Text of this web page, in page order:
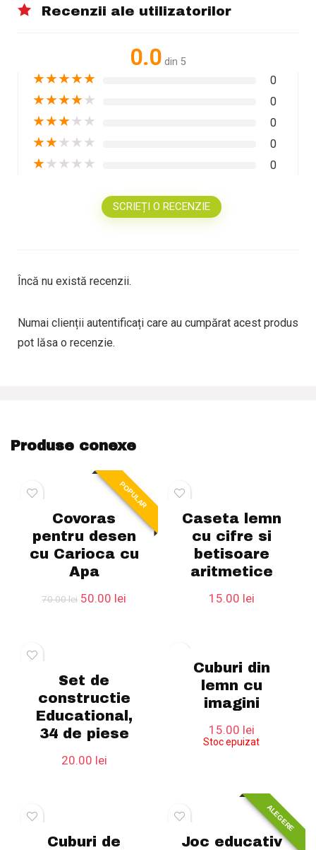
Recenzii ale utilizatorilor
0.0 din 5
★★★★★ 0
★★★★★ 0
★★★★★ 0
★★★★★ 0
★★★★★ 0
SCRIEȚI O RECENZIE
Încă nu există recenzii.
Numai clienții autentificați care au cumpărat acest produs
pot lăsa o recenzie.
Produse conexe
POPULAR
Covoras
pentru desen
cu Carioca cu
Apa
70.00lei Prețul
50.00 lei
Caseta lemn
cu cifre si
betisoare
aritmetice
15.00 lei
Set de
constructie
Educational,
34 de piese
20.00 lei
Cuburi din
lemn cu
imagini
15.00 lei
Stoc epuizat
Cuburi de
ALEGERE
Joc educativ